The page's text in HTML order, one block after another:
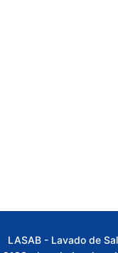
LASAB - Lavado de